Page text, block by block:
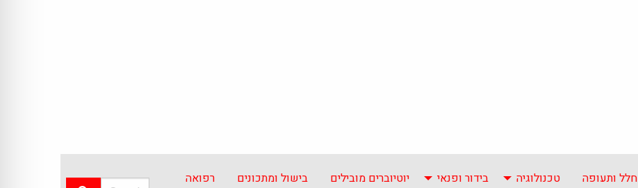
חלל ותעופה טכנולוגיה בידור ופנאי יוטיוברים מובילים בישול ומתכונים
רפואה